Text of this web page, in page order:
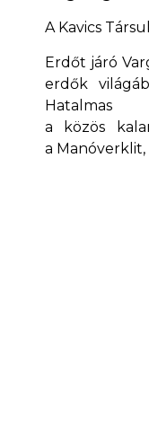
A Kavics
Erdőt járó
erdők
a közös
a